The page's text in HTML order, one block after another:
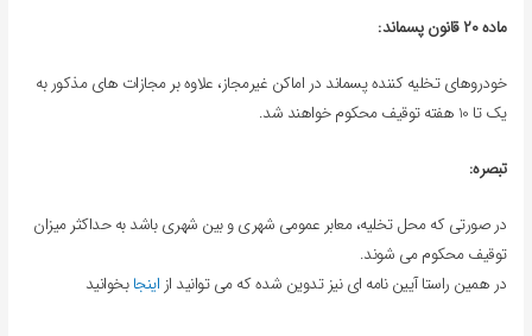
ماده ۲۰ قانون پسماند:
خودروهای تخلیه کننده پسماند در اماکن غیرمجاز، علاوه بر مجازات های مذکور به
یک تا 10 هفته توقیف محکوم خواهند شد.
تبصره:
در صورتی که محل تخلیه، معابر عمومی شهری و بین شهری باشد به حداکثر میزان
توقیف محکوم می شوند.
در همین راستا آیین نامه ای نیز تدوین شده که می توانید از اینجابخوانید